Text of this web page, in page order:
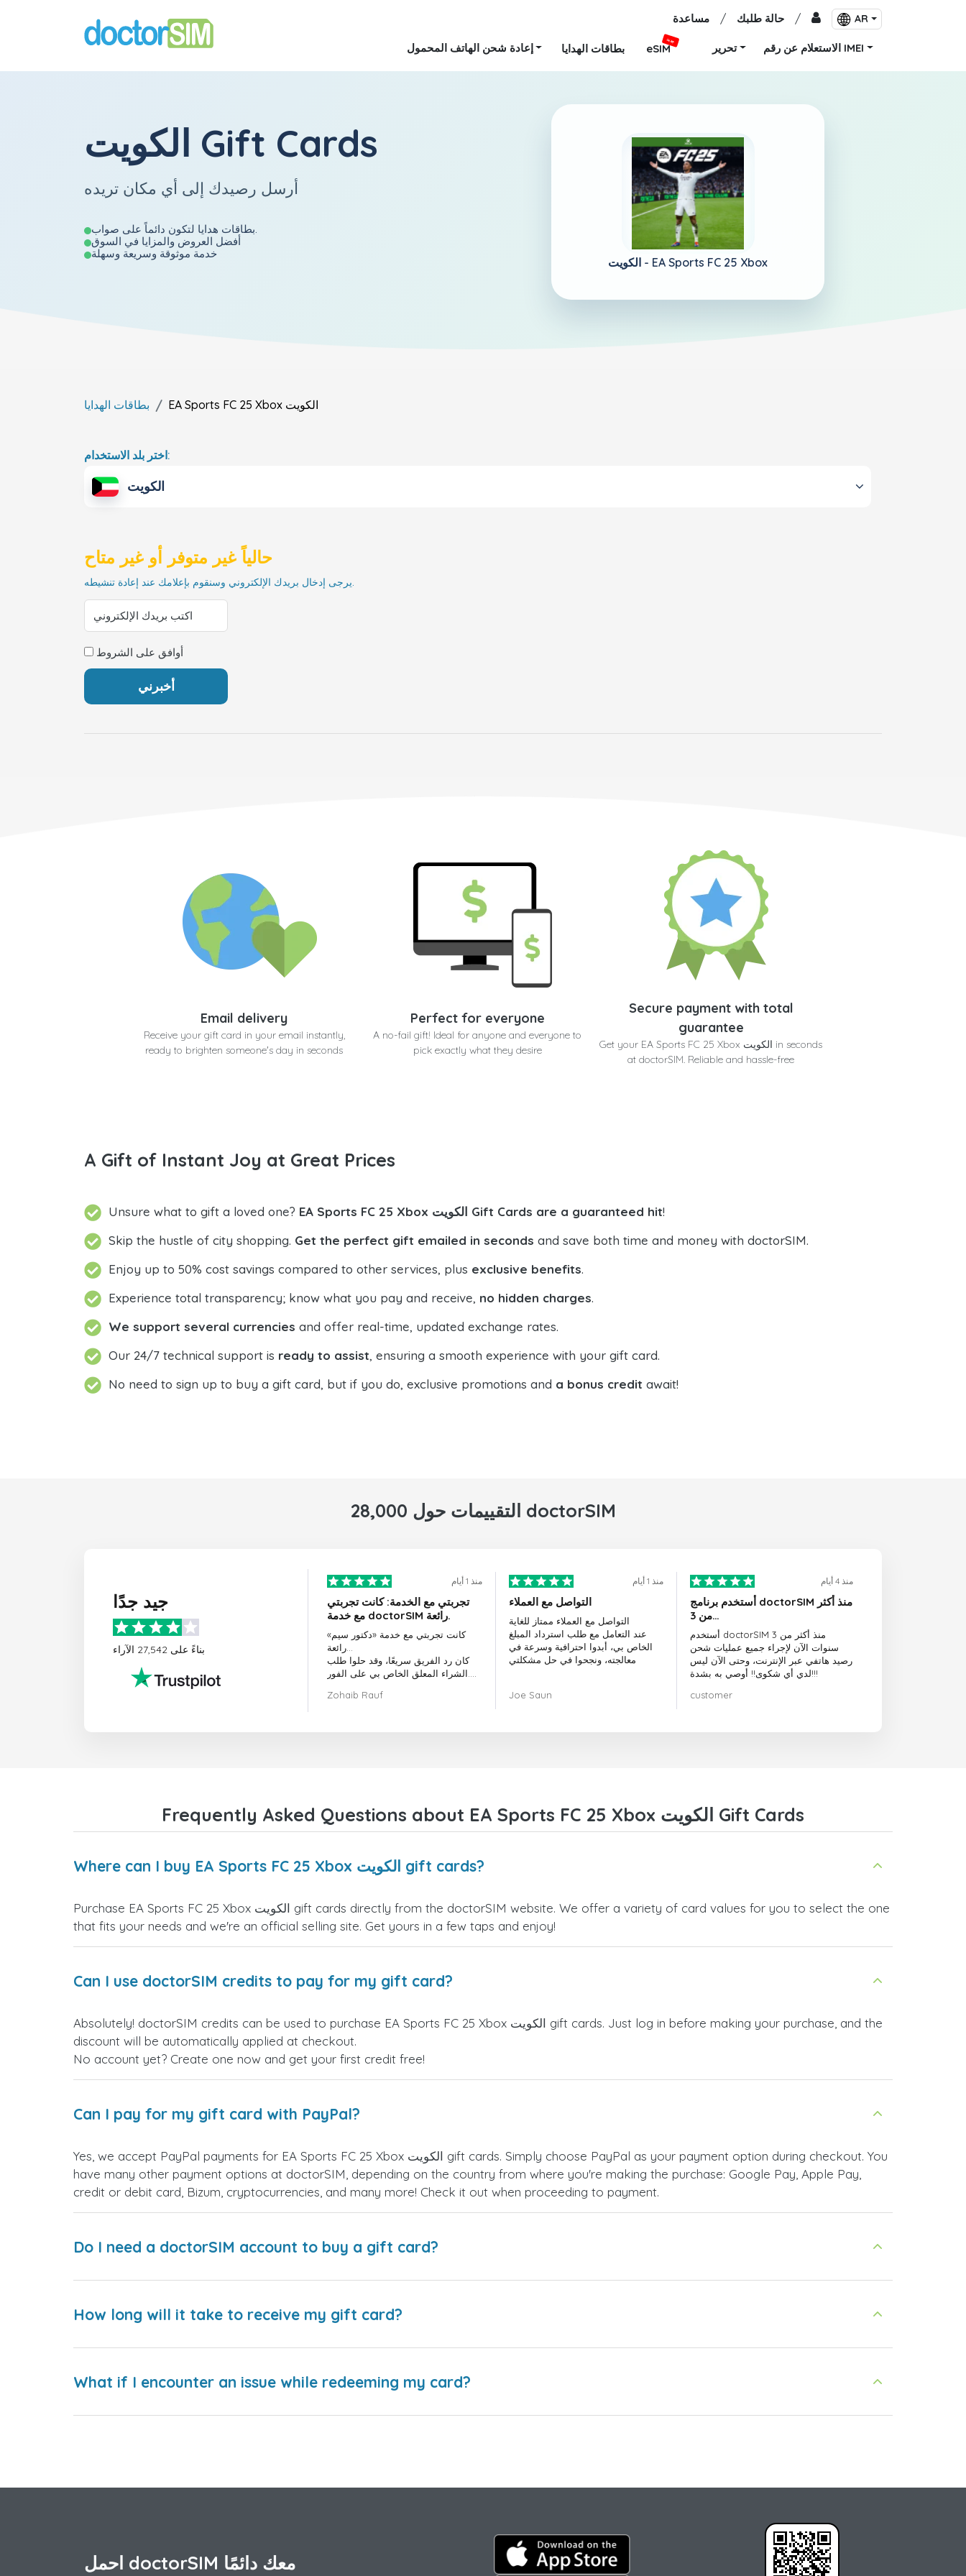
مساعدة / حالة طلبك / AR
إعادة شحن الهاتف المحمول بطاقات الهدايا eSIM
جديد
تحرير الاستعلام عن رقم IMEI
الكويت Gift Cards
أرسل رصيدك إلى أي مكان تريده
بطاقات هدايا لتكون دائماً على صواب.
أفضل العروض والمزايا في السوق
خدمة موثوقة وسريعة وسهلة
الكويت - EA Sports FC 25 Xbox
بطاقات الهدايا EA Sports FC 25 Xbox الكويت
اختر بلد الاستخدام:
الكويت
حالياً غير متوفر أو غير متاح
يرجى إدخال بريدك الإلكتروني وسنقوم بإعلامك عند إعادة تنشيطه.
أوافق على الشروط
Email delivery
Receive your gift card in your email instantly,
ready to brighten someone's day in seconds
Perfect for everyone
A no-fail gift! Ideal for anyone and everyone to
pick exactly what they desire
Secure payment with total
guarantee
Get your EA Sports FC 25 Xbox الكويت in seconds
at doctorSIM. Reliable and hassle-free
A Gift of Instant Joy at Great Prices
Unsure what to gift a loved one? EA Sports FC 25 Xbox الكويت Gift Cards are a guaranteed hit!
Skip the hustle of city shopping. Get the perfect gift emailed in seconds and save both time and money with doctorSIM.
Enjoy up to 50% cost savings compared to other services, plus exclusive benefits.
Experience total transparency; know what you pay and receive, no hidden charges.
We support several currencies and offer real-time, updated exchange rates.
Our 24/7 technical support is ready to assist, ensuring a smooth experience with your gift card.
No need to sign up to buy a gift card, but if you do, exclusive promotions and a bonus credit await!
28,000 التقييمات حول doctorSIM
جيد جدًا
بناءً على 27,542 الآراء
منذ 1 أيام
تجربتي مع الخدمة: كانت تجربتي
مع خدمة doctorSIM رائعة.
كانت تجربتي مع خدمة «دكتور سيم»
كان رد الفريق سريعًا، وقد حلوا طلب
قرارًا رائعًا.
Zohaib Rauf
منذ 1 أيام
التواصل مع العملاء
التواصل مع العملاء ممتاز للغاية
عند التعامل مع طلب استرداد المبلغ
الخاص بي، أبدوا احترافية وسرعة في
معالجته، ونجحوا في حل مشكلتي
Joe Saun
منذ 4 أيام
أستخدم برنامج doctorSIM منذ أكثر
من 3…
أستخدم doctorSIM منذ أكثر من 3
سنوات الآن لإجراء جميع عمليات شحن
رصيد هاتفي عبر الإنترنت، وحتى الآن ليس
لدي أي شكوى!! أوصي به بشدة!!!
customer
Frequently Asked Questions about EA Sports FC 25 Xbox الكويت Gift Cards
Where can I buy EA Sports FC 25 Xbox الكويت gift cards?
Purchase EA Sports FC 25 Xbox الكويت gift cards directly from the doctorSIM website. We offer a variety of card values for you to select the one
that fits your needs and we're an official selling site. Get yours in a few taps and enjoy!
Can I use doctorSIM credits to pay for my gift card?
Absolutely! doctorSIM credits can be used to purchase EA Sports FC 25 Xbox الكويت gift cards. Just log in before making your purchase, and the
discount will be automatically applied at checkout.
No account yet? Create one now and get your first credit free!
Can I pay for my gift card with PayPal?
Yes, we accept PayPal payments for EA Sports FC 25 Xbox الكويت gift cards. Simply choose PayPal as your payment option during checkout. You
have many other payment options at doctorSIM, depending on the country from where you're making the purchase: Google Pay, Apple Pay,
credit or debit card, Bizum, cryptocurrencies, and many more! Check it out when proceeding to payment.
Do I need a doctorSIM account to buy a gift card?
How long will it take to receive my gift card?
What if I encounter an issue while redeeming my card?
احمل doctorSIM معك دائمًا